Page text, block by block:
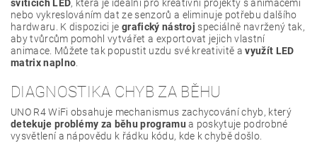
svítících LED, která je ideální pro kreativní projekty s animacemi
nebo vykreslováním dat ze senzorů a eliminuje potřebu dalšího
hardwaru. K dispozici jegrafický nástroj speciálně navržený tak,
aby tvůrcům pomohl vytvářet a exportovat jejich vlastní
animace. Můžete tak popustit uzdu své kreativitě avyužít LED
matrix naplno.
DIAGNOSTIKA CHYB ZA BĚHU
UNO R4 WiFi obsahuje mechanismus zachycování chyb, který
detekuje problémy za běhu programu a poskytuje podrobné
vysvětlení a nápovědu k řádku kódu, kde k chybě došlo.